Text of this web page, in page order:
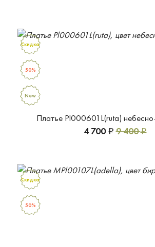
Платье Pl000601L(ruta)
4 700 Р 9 400Р
Скидка
50%
New
Скидка
50%